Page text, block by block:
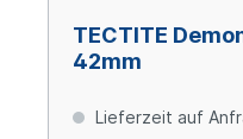
TECTITE
42mm
Lieferzeit auf